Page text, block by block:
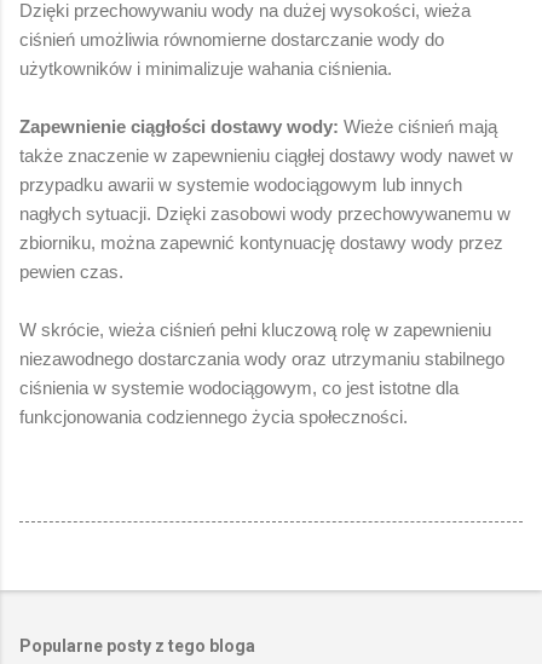
Dzięki przechowywaniu wody na dużej wysokości, wieża
ciśnień umożliwia równomierne dostarczanie wody do
użytkowników i minimalizuje wahania ciśnienia.
Zapewnienie ciągłości dostawy wody: Wieże ciśnień mają
także znaczenie w zapewnieniu ciągłej dostawy wody nawet w
przypadku awarii w systemie wodociągowym lub innych
nagłych sytuacji. Dzięki zasobowi wody przechowywanemu w
zbiorniku, można zapewnić kontynuację dostawy wody przez
pewien czas.
W skrócie, wieża ciśnień pełni kluczową rolę w zapewnieniu
niezawodnego dostarczania wody oraz utrzymaniu stabilnego
ciśnienia w systemie wodociągowym, co jest istotne dla
funkcjonowania codziennego życia społeczności.
Popularne posty z tego bloga